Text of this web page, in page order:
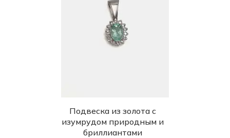
Подвеска из золота с
изумрудом природным и
бриллиантами